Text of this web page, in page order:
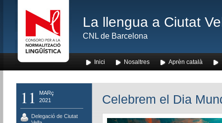
La llengua a Ciutat
CNL de Barcelona
Inici Nosaltres Aprèn català
11
MARç
2021
Delegació de Ciutat
Celebrem el Dia